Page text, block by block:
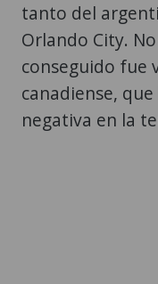
tanto del
Orlando City.
conseguido fue
canadiense,
negativa en la